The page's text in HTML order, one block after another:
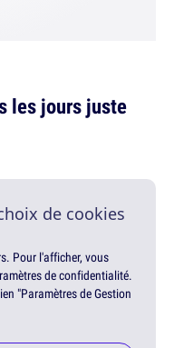
les jours juste
de cookies
Pour l'afficher, vous
de confidentialité.
"Paramètres de Gestion